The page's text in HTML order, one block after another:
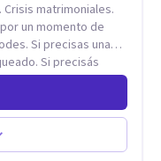
matrimoniales.
un momento de
Si precisas una
Si precisás
objetivos,
pasa no es tan
y tu
No dudes
la situación que